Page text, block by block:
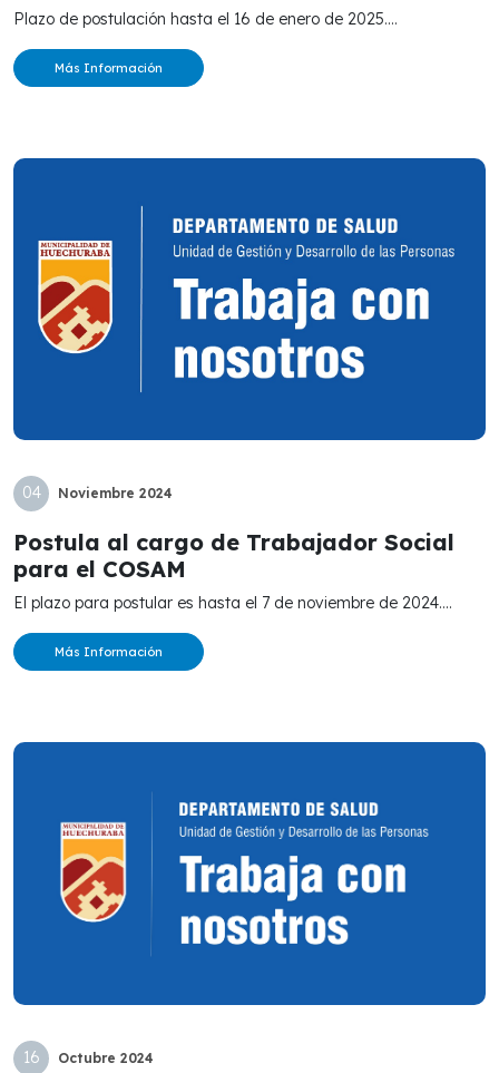
Plazo de postulación hasta el 16 de enero de 2025....
Más Información
04 Noviembre 2024
Postula al cargo de Trabajador Social
para el COSAM
El plazo para postular es hasta el 7 de noviembre de 2024....
Más Información
16 Octubre 2024